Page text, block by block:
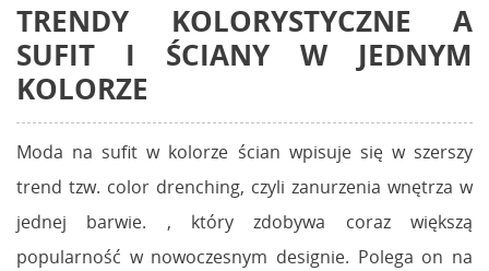
TRENDY KOLORYSTYCZNE A
SUFIT I ŚCIANY W JEDNYM
KOLORZE
Moda na sufit w kolorze ścian wpisuje się w szerszy
trend tzw. color drenching, czyli zanurzenia wnętrza w
jednej barwie. , który zdobywa coraz większą
popularność w nowoczesnym designie. Polega on na